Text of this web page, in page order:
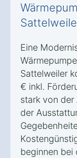
Eine
Sattelweiler
€ inkl.
stark von der
der
beginnen bei